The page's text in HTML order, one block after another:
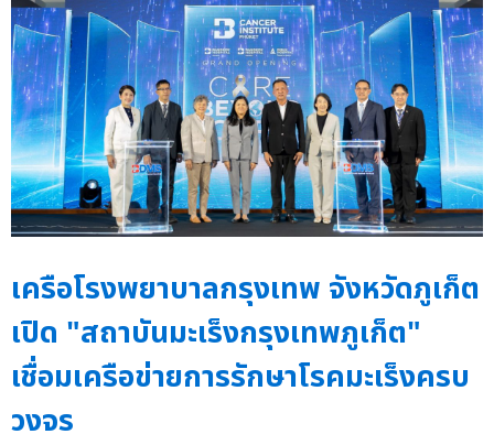
เครือโรงพยาบาลกรุงเทพ จังหวัดภูเก็ต
เปิด "สถาบันมะเร็งกรุงเทพภูเก็ต"
เชื่อมเครือข่ายการรักษาโรคมะเร็งครบ
วงจร